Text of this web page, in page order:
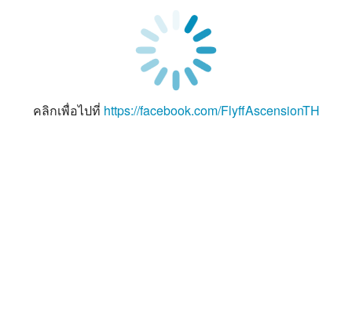
คลิกเพื่อไปที่ https://facebook.com/FlyffAscensionTH